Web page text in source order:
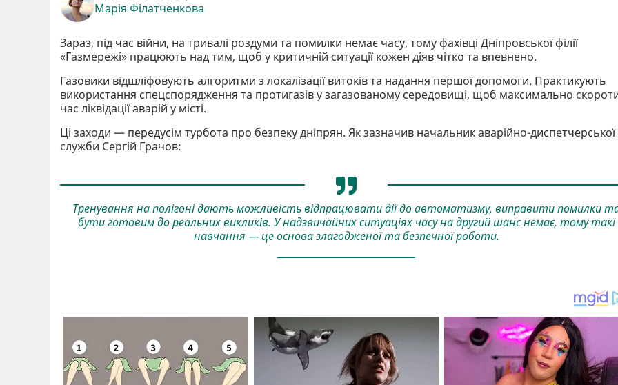
Марія Філатченкова
Зараз, під час війни, на тривалі роздуми та помилки немає часу, тому фахівці Дніпровської філії
«Газмережі» працюють над тим, щоб у критичній ситуації кожен діяв чітко та впевнено.
Газовики відшліфовують алгоритми з локалізації витоків та надання першої допомоги. Практикують
використання спецспорядження та протигазів у загазованому середовищі, щоб максимально
час ліквідації аварій у місті.
Ці заходи — передусім турбота про безпеку дніпрян. Як зазначив начальник аварійно-диспетчерської
служби Сергій Грачов:
Тренування на полігоні дають можливість відпрацювати дії до автоматизму, виправити помилки
бути готовим до реальних викликів. У надзвичайних ситуаціях часу на другий шанс немає, тому такі
навчання — це основа злагодженої та безпечної роботи.